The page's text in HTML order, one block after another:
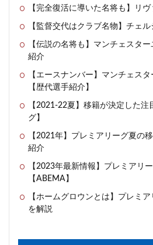
【完全復活に導いた名将も】リ
【監督交代はクラブ名物】チェ
【伝説の名将も】マンチェスタ
紹介
【エースナンバー】マンチェス
【歴代選手紹介】
【2021-22夏】移籍が決定した注
グ】
【2021年】プレミアリーグ夏の
紹介
【2023年最新情報】プレミアリ
【ABEMA】
【ホームグロウンとは】プレミ
を解説